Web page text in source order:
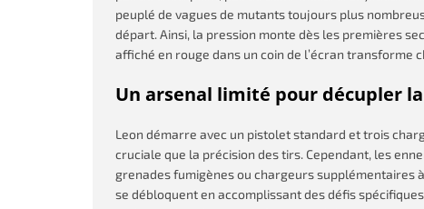
peuplé de vagues de mutants toujours plus
départ. Ainsi, la pression monte dès les premières
affiché en rouge dans un coin de l’écran transforme
Un arsenal limité pour décupler
Leon démarre avec un pistolet standard et trois
cruciale que la précision des tirs. Cependant, les
grenades fumigènes ou chargeurs supplémentaires
se débloquent en accomplissant des défis